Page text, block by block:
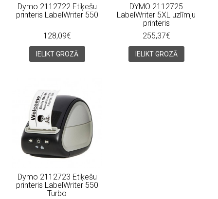
Dymo 2112722 Etiķešu
printeris LabelWriter 550
128,09€
IELIKT GROZĀ
DYMO 2112725
LabelWriter 5XL uzlīmju
printeris
255,37€
IELIKT GROZĀ
Dymo 2112723 Etiķešu
printeris LabelWriter 550
Turbo